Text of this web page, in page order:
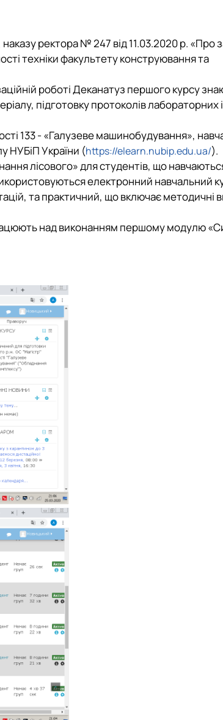
наказу ректора № 247 від 11.03.2020 р. «Про
техніки факультету конструювання та
роботіДеканатуз першого курсу
підготовку протоколів лабораторних і
133 -«Галузеве машинобудування»,
НУБіП України (https://elearn.nubip.edu.ua/).
лісового»для студентів, що
електронний навчальний
та практичний, що включає методичні
над виконанням першому модулю